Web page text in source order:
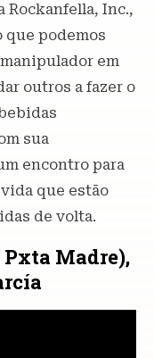
Rockanfella, Inc.,
podemos
em
outros a fazer o
sua
encontro para
que estão
de volta.
Pxta Madre),